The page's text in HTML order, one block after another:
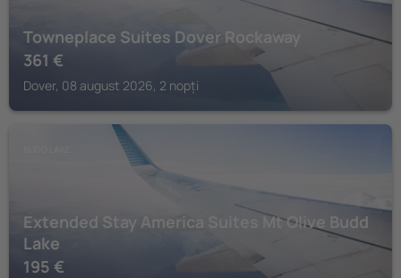
Towneplace Suites Dover Rockaway
361 €
Dover, 08 august 2026, 2 nopți
Extended Stay America Suites Mt Olive Budd
Lake
195 €